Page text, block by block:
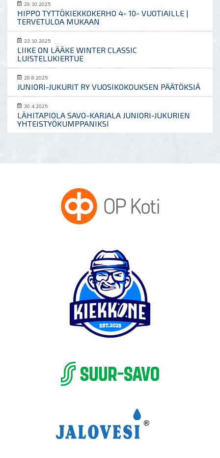
29.10.2025
HIPPO TYTTÖKIEKKOKERHO 4- 10- VUOTIAILLE |
TERVETULOA MUKAAN
23.10.2025
LIIKE ON LÄÄKE WINTER CLASSIC
LUISTELUKIERTUE
28.8.2025
JUNIORI-JUKURIT RY VUOSIKOKOUKSEN PÄÄTÖKSIÄ
30.4.2025
LÄHITAPIOLA SAVO-KARJALA JUNIORI-JUKURIEN
YHTEISTYÖKUMPPANIKSI